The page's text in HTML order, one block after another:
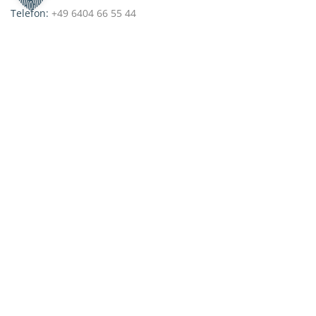
Telefon: +49 6404 66 55 44